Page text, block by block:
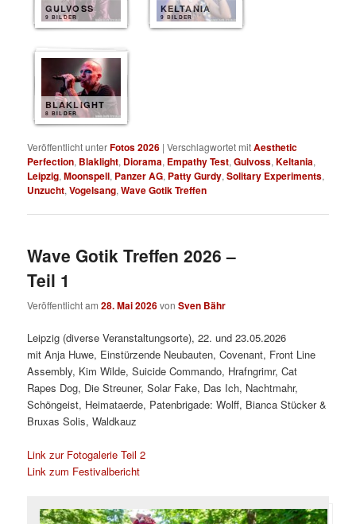
GULVOSS
9 BILDER
KELTANIA
9 BILDER
BLAKLIGHT
8 BILDER
Veröffentlicht unterFotos 2026 |Verschlagwortet mitAesthetic
Perfection, Blaklight, Diorama, Empathy Test,Gulvoss,Keltania,
Leipzig,Moonspell, Panzer AG, Patty Gurdy,Solitary Experiments,
Unzucht,Vogelsang,Wave Gotik Treffen
Wave Gotik Treffen 2026 –
Teil 1
Veröffentlicht am28. Mai 2026vonSven Bähr
Leipzig (diverse Veranstaltungsorte), 22. und 23.05.2026
mit Anja Huwe, Einstürzende Neubauten, Covenant, Front Line
Assembly, Kim Wilde, Suicide Commando, Hrafngrimr, Cat
Rapes Dog, Die Streuner, Solar Fake, Das Ich, Nachtmahr,
Schöngeist, Heimataerde, Patenbrigade: Wolff, Bianca Stücker &
Bruxas Solis, Waldkauz
Link zur Fotogalerie Teil 2
Link zum Festivalbericht